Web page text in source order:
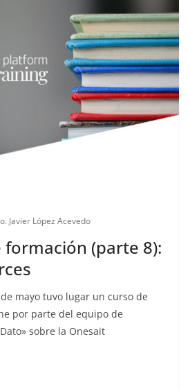
Javier López Acevedo
formación (parte 8):
mayo tuvo lugar un curso de
por parte del equipo de
sobre la Onesait